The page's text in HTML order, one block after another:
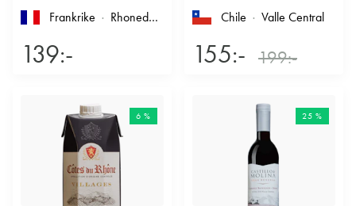
Frankrike
Rhonedalen , Côtes du Rhône
139:-
Chile
Valle Central
155:- 199:-
6 % 25 %